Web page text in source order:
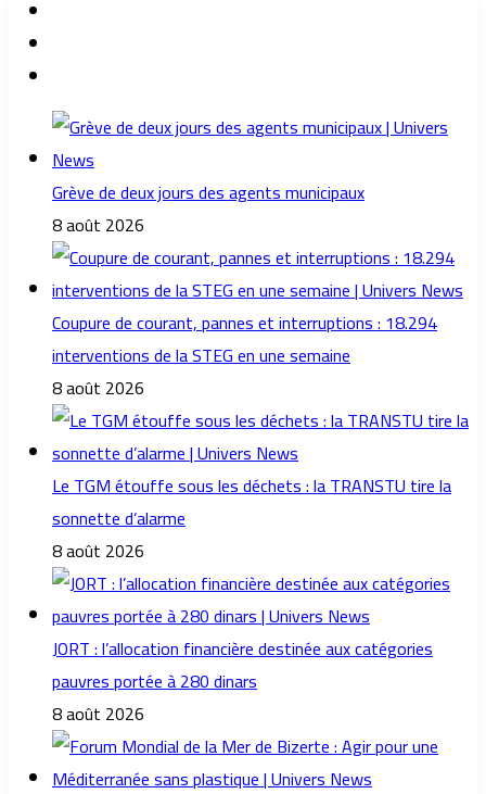
Grève de deux jours des agents municipaux
8 août 2026
Coupure de courant, pannes et interruptions : 18.294
interventions de la STEG en une semaine
8 août 2026
Le TGM étouffe sous les déchets : la TRANSTU tire la
sonnette d’alarme
8 août 2026
JORT : l’allocation financière destinée aux catégories
pauvres portée à 280 dinars
8 août 2026